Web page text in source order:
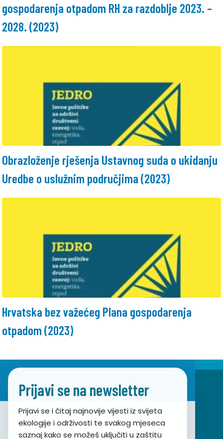
gospodarenja otpadom RH za razdoblje 2023. –
2028. (2023)
Obrazloženje rješenja Ustavnog suda o ukidanju
Uredbe o uslužnim područjima (2023)
Hrvatska bez važećeg Plana gospodarenja
otpadom (2023)
Prijavi se na newsletter
Prijavi se i čitaj najnovije vijesti iz svijeta
ekologije i održivosti te svakog mjeseca
saznaj kako se možeš uključiti u zaštitu
Udruga za prirodu, okoliš i održivi razvoj Sunce